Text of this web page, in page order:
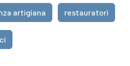
artigiana restauratori